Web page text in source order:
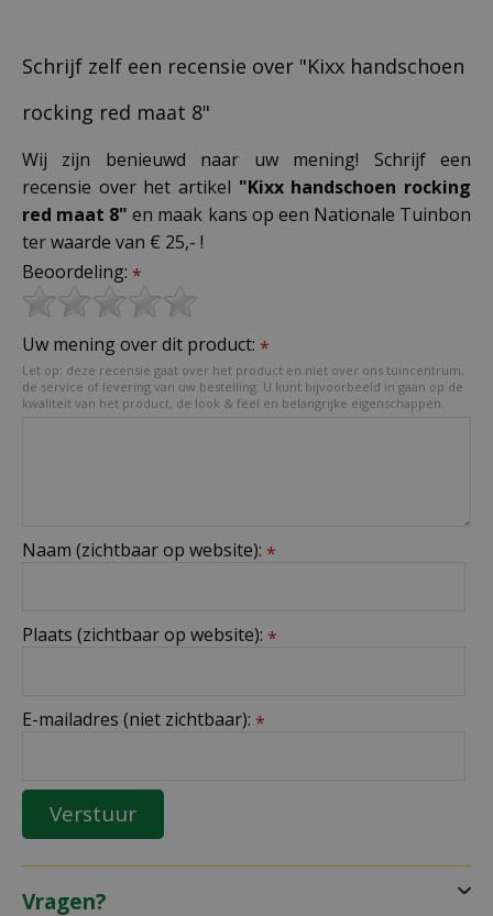
Schrijf zelf een recensie over "Kixx handschoen
rocking red maat 8"
Wij zijn benieuwd naar uw mening! Schrijf een
recensie over het artikel "Kixx handschoen rocking
red maat 8" en maak kans op een Nationale Tuinbon
ter waarde van € 25,- !
Beoordeling: *
Uw mening over dit product: *
Let op: deze recensie gaat over het product en niet over ons tuincentrum,
de service of levering van uw bestelling. U kunt bijvoorbeeld in gaan op de
kwaliteit van het product, de look & feel en belangrijke eigenschappen.
Naam (zichtbaar op website): *
Plaats (zichtbaar op website): *
E-mailadres (niet zichtbaar): *
Vragen?